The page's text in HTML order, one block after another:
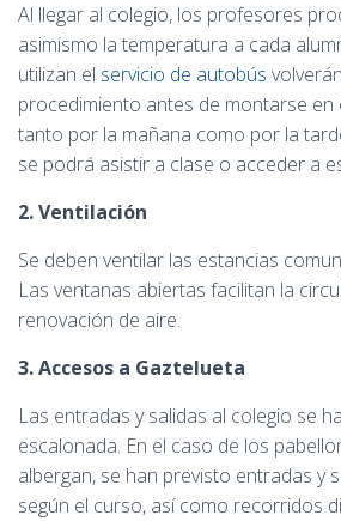
Al llegar al colegio, los profesores
asimismo la temperatura a cada
utilizan el servicio de autobús
procedimiento antes de montarse en
tanto por la mañana como por la
se podrá asistir a clase o acceder a
2. Ventilación
Se deben ventilar las estancias
Las ventanas abiertas facilitan la
renovación de aire.
3. Accesos a Gaztelueta
Las entradas y salidas al colegio se
escalonada. En el caso de los
albergan, se han previsto entradas y
según el curso, así como recorridos